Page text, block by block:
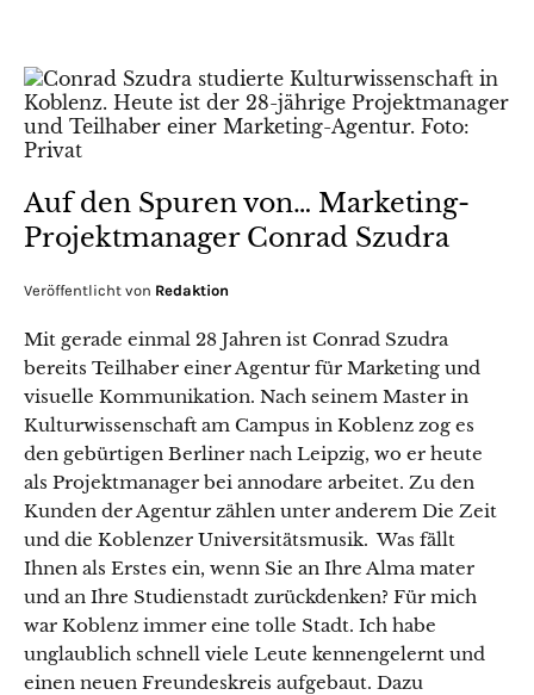
Auf den Spuren von… Marketing-
Projektmanager Conrad Szudra
Veröffentlicht von Redaktion
Mit gerade einmal 28 Jahren ist Conrad Szudra
bereits Teilhaber einer Agentur für Marketing und
visuelle Kommunikation. Nach seinem Master in
Kulturwissenschaft am Campus in Koblenz zog es
den gebürtigen Berliner nach Leipzig, wo er heute
als Projektmanager bei annodare arbeitet. Zu den
Kunden der Agentur zählen unter anderem Die Zeit
und die Koblenzer Universitätsmusik. Was fällt
Ihnen als Erstes ein, wenn Sie an Ihre Alma mater
und an Ihre Studienstadt zurückdenken? Für mich
war Koblenz immer eine tolle Stadt. Ich habe
unglaublich schnell viele Leute kennengelernt und
einen neuen Freundeskreis aufgebaut. Dazu